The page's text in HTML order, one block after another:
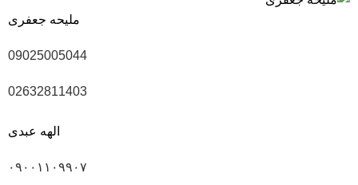
ملیحه جعفری
09025005044
02632811403
الهه عبدی
۰۹۰۰۱۱۰۹۹۰۷